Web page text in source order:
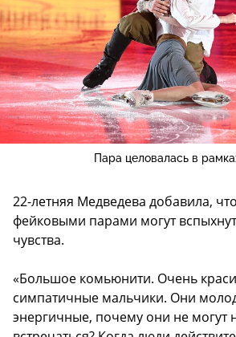
Пара целовалась в
22-летняя Медведева добавила,
фейковыми парами могут
чувства.
«Большое комьюнити. Очень
симпатичные мальчики. Они
энергичные, почему они не могут